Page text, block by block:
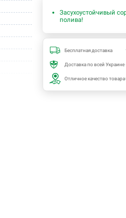
Засухоустойчивый
полива!
Бесплатная доставка
Доставка по всей Украине
Отличное качество товара